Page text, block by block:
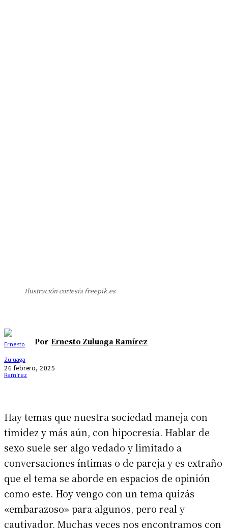
Ilustración cortesía freepik.es
Por Ernesto Zuluaga Ramírez
26 febrero, 2025
Hay temas que nuestra sociedad maneja con
timidez y más aún, con hipocresía. Hablar de
sexo suele ser algo vedado y limitado a
conversaciones íntimas o de pareja y es extraño
que el tema se aborde en espacios de opinión
como este. Hoy vengo con un tema quizás
«embarazoso» para algunos, pero real y
cautivador. Muchas veces nos encontramos con